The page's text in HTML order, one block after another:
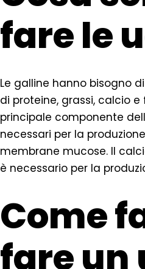
fare le
Le galline hanno bisogno
di proteine, grassi, calcio
principale componente
necessari per la
membrane mucose. Il
è necessario per la
Come
fare un